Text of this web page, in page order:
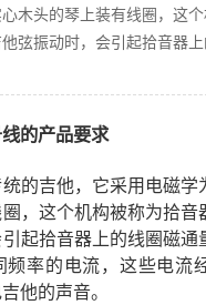
木头的琴上装有线圈，这
弦振动时，会引起拾音器
的产品要求
的吉他，它采用电磁
，这个机构被称为拾音
起拾音器上的线圈磁通
频率的电流，这些电流
他的声音。